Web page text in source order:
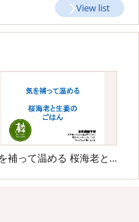
View list
気を補って温める 桜海老と生姜のごはん